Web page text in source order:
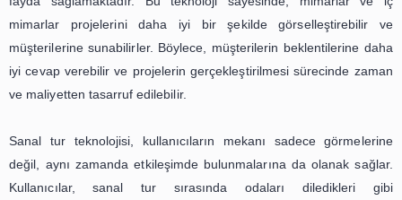
ve gerçek hayatta nasıl bir deneyim yaşayacaklarını
yardımcı olmaktadır. Ayrıca, kullanıcılar sanal tur
farklı mevsimlerde nasıl göründüğünü de
kullanıcıların mülkün herhangi bir mevsimde nasıl bir
olmaktadır.